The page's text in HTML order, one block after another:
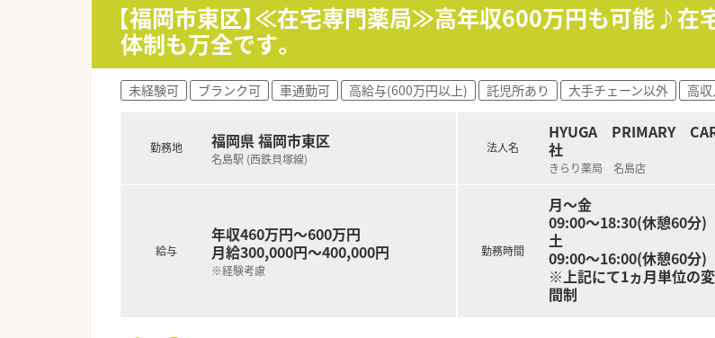
【福岡市東区】≪在宅専門薬局≫高年収600万円も可能♪在
体制も万全です。
未経験可 ブランク可 車通勤可 高給与(600万円以上) 託児所あり 大手チェーン以外 高収
勤務地 福岡県 福岡市東区
名島駅 (西鉄貝塚線)
給与
年収460万円～600万円
月給300,000円～400,000円
※経験考慮
法人名
HYUGA PRIMARY
社
きらり薬局 名島店
勤務時間
月～金
09:00～18:30(休憩60分)
土
09:00～16:00(休憩60分)
※上記にて1ヵ月単位の
間制